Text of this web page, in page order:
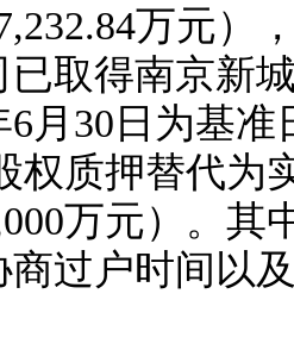
万元）
取得南京新
6月30日为基
权质押替代为
万元）。
商过户时间以